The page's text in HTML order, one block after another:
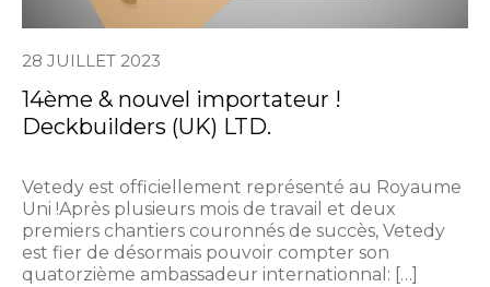
28 JUILLET 2023
14ème & nouvel importateur !
Deckbuilders (UK) LTD.
Vetedy est officiellement représenté au Royaume
Uni !Après plusieurs mois de travail et deux
premiers chantiers couronnés de succès, Vetedy
est fier de désormais pouvoir compter son
quatorzième ambassadeur internationnal: […]